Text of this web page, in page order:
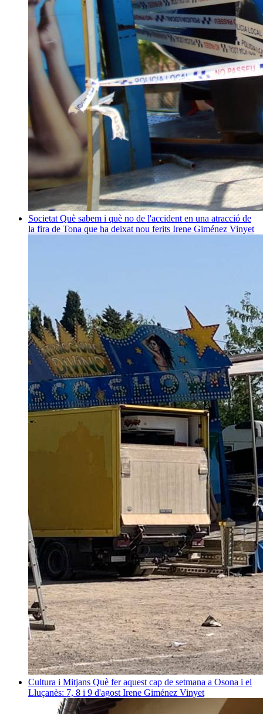
Societat Què sabem i què no de l'accident en una atracció de
la fira de Tona que ha deixat nou ferits Irene Giménez Vinyet
Cultura i Mitjans Què fer aquest cap de setmana a Osona i el
Lluçanès: 7, 8 i 9 d'agost Irene Giménez Vinyet